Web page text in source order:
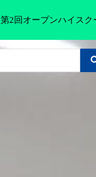
第2回オープンハイスク